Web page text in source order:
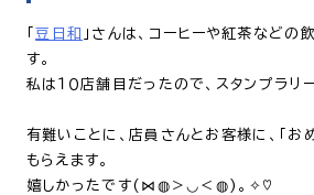
「 豆日和
」さんは、コーヒーや紅茶などの
す。
私は１０店舗目だったので、スタンプラリ
有難いことに、店員さんとお客様に、「お
もらえます。
嬉しかったです(⋈◍＞◡＜◍)。✧♡